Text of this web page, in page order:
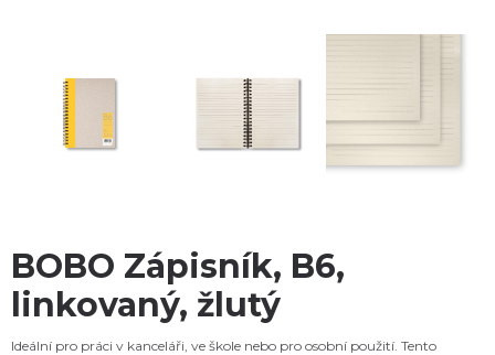
BOBO Zápisník, B6,
linkovaný, žlutý
Ideální pro práci v kanceláři, ve škole nebo pro osobní použití. Tento